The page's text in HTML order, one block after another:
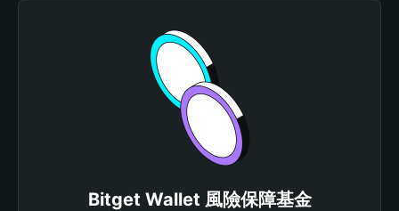
Bitget Wallet 風險保障基金